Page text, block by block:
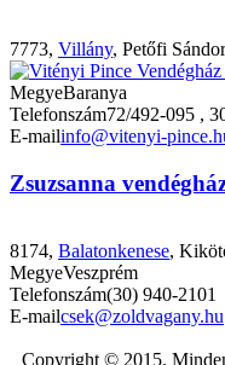
7773, Villány, Petőfi
MegyeBaranya
Telefonszám72/492-095 ,
E-mailinfo@vitenyi-
Zsuzsanna
8174, Balatonkenese,
MegyeVeszprém
Telefonszám(30) 940-2101
E-mailcsek@zoldvagany.hu
Copyright © 2015.